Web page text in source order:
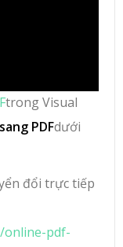
trong Visual
PDFdưới
đổi trực tiếp
online-pdf-